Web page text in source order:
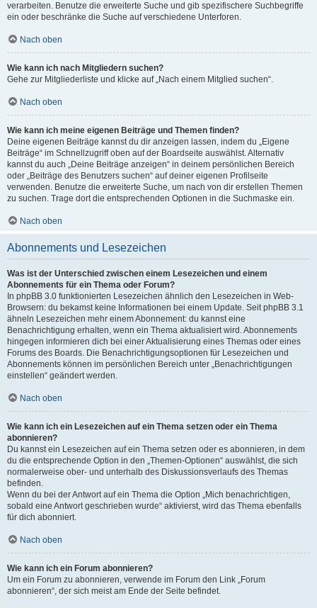
verarbeiten. Benutze die erweiterte Suche und gib spezifischere Suchbegriffe
ein oder beschränke die Suche auf verschiedene Unterforen.
Nach oben
Wie kann ich nach Mitgliedern suchen?
Gehe zur Mitgliederliste und klicke auf „Nach einem Mitglied suchen“.
Nach oben
Wie kann ich meine eigenen Beiträge und Themen finden?
Deine eigenen Beiträge kannst du dir anzeigen lassen, indem du „Eigene
Beiträge“ im Schnellzugriff oben auf der Boardseite auswählst. Alternativ
kannst du auch „Deine Beiträge anzeigen“ in deinem persönlichen Bereich
oder „Beiträge des Benutzers suchen“ auf deiner eigenen Profilseite
verwenden. Benutze die erweiterte Suche, um nach von dir erstellen Themen
zu suchen. Trage dort die entsprechenden Optionen in die Suchmaske ein.
Nach oben
Abonnements und Lesezeichen
Was ist der Unterschied zwischen einem Lesezeichen und einem
Abonnements für ein Thema oder Forum?
In phpBB 3.0 funktionierten Lesezeichen ähnlich den Lesezeichen in Web-
Browsern: du bekamst keine Informationen bei einem Update. Seit phpBB 3.1
ähneln Lesezeichen mehr einem Abonnement: du kannst eine
Benachrichtigung erhalten, wenn ein Thema aktualisiert wird. Abonnements
hingegen informieren dich bei einer Aktualisierung eines Themas oder eines
Forums des Boards. Die Benachrichtigungsoptionen für Lesezeichen und
Abonnements können im persönlichen Bereich unter „Benachrichtigungen
einstellen“ geändert werden.
Nach oben
Wie kann ich ein Lesezeichen auf ein Thema setzen oder ein Thema
abonnieren?
Du kannst ein Lesezeichen auf ein Thema setzen oder es abonnieren, in dem
du die entsprechende Option in den „Themen-Optionen“ auswählst, die sich
normalerweise ober- und unterhalb des Diskussionsverlaufs des Themas
befinden.
Wenn du bei der Antwort auf ein Thema die Option „Mich benachrichtigen,
sobald eine Antwort geschrieben wurde“ aktivierst, wird das Thema ebenfalls
für dich abonniert.
Nach oben
Wie kann ich ein Forum abonnieren?
Um ein Forum zu abonnieren, verwende im Forum den Link „Forum
abonnieren“, der sich meist am Ende der Seite befindet.